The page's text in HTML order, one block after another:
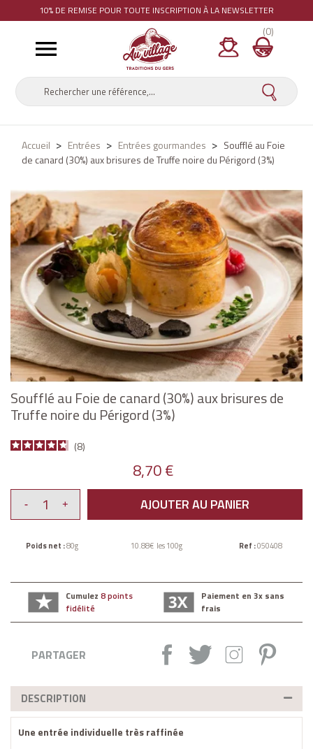
10% DE REMISE POUR TOUTE INSCRIPTION À LA NEWSLETTER

(0)
Accueil Entrées Entrées gourmandes
Soufflé au Foie
de canard (30%) aux brisures de Truffe noire du Périgord (3%)
Soufflé au Foie de canard (30%) aux brisures de
Truffe noire du Périgord (3%)
8
8,70 €
AJOUTER AU PANIER
Poids net :80g 10.88€ les 100g Ref :050408
Cumulez 8 points
fidélité
Paiement en 3x sans
frais
PARTAGER Partager :Tweet Instagram
DESCRIPTION
Une entrée individuelle très raffinée